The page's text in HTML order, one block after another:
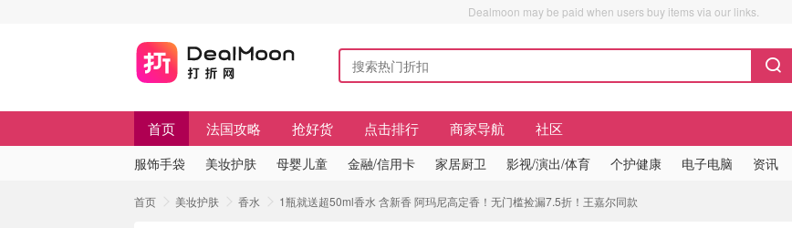
Dealmoon may be paid when users buy items via our links.
首页 法国攻略 抢好货 点击排行 商家导航 社区
服饰手袋 美妆护肤 母婴儿童 金融/信用卡 家居厨卫 影视/演出/体育 个护健康 电子电脑 资讯
首页 美妆护肤 香水 1瓶就送超50ml香水 含新香 阿玛尼高定香！无门槛捡漏7.5折！王嘉尔同款